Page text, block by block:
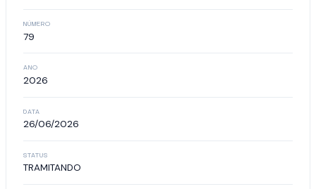
NÚMERO
79
ANO
2026
DATA
26/06/2026
STATUS
TRAMITANDO